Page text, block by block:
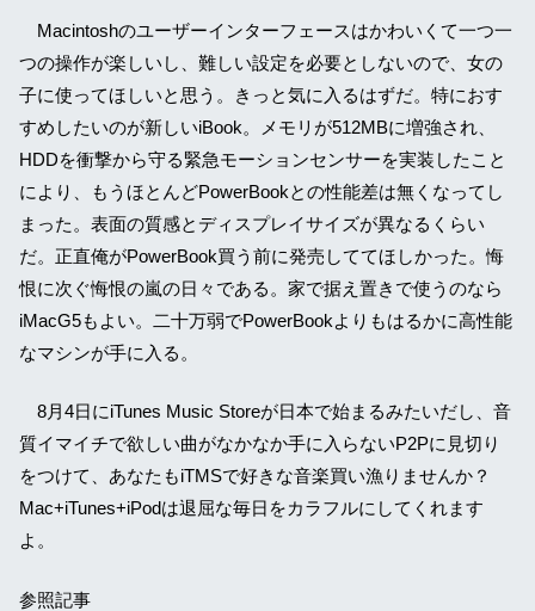
Macintoshのユーザーインターフェースはかわいくて一つ一
つの操作が楽しいし、難しい設定を必要としないので、女の
子に使ってほしいと思う。きっと気に入るはずだ。特におす
すめしたいのが新しいiBook。メモリが512MBに増強され、
HDDを衝撃から守る緊急モーションセンサーを実装したこと
により、もうほとんどPowerBookとの性能差は無くなってし
まった。表面の質感とディスプレイサイズが異なるくらい
だ。正直俺がPowerBook買う前に発売しててほしかった。悔
恨に次ぐ悔恨の嵐の日々である。家で据え置きで使うのなら
iMacG5もよい。二十万弱でPowerBookよりもはるかに高性能
なマシンが手に入る。
8月4日にiTunes Music Storeが日本で始まるみたいだし、音
質イマイチで欲しい曲がなかなか手に入らないP2Pに見切り
をつけて、あなたもiTMSで好きな音楽買い漁りませんか？
Mac+iTunes+iPodは退屈な毎日をカラフルにしてくれます
よ。
参照記事